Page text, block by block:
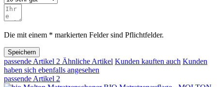
Die mit einem * markierten Felder sind Pflichtfelder.
Speichern
passende Artikel 2 Ähnliche Artikel Kunden kauften auch Kunden
haben sich ebenfalls angesehen
passende Artikel 2